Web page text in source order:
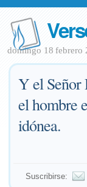
domingo 18 febrero
Y el Señor
el hombre
idónea.
Suscribirse: